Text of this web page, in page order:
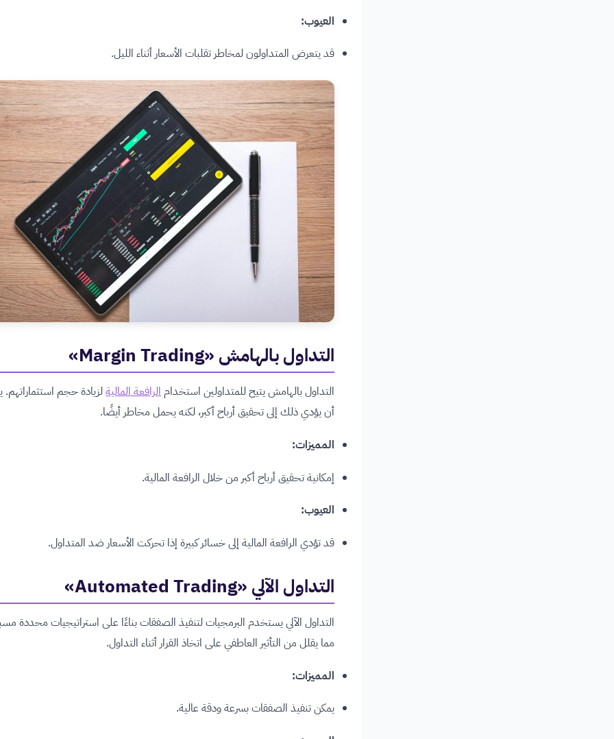
العيوب:
قد يتعرض المتداولون لمخاطر تقلبات الأسعار أثناء الليل.
التداول بالهامش «Margin Trading»
التداول بالهامش يتيح للمتداولين استخدام الرافعة الماليةلزيادة حجم استثماراتهم.
أن يؤدي ذلك إلى تحقيق أرباح أكبر، لكنه يحمل مخاطر أيضًا.
المميزات:
إمكانية تحقيق أرباح أكبر من خلال الرافعة المالية.
العيوب:
قد تؤدي الرافعة المالية إلى خسائر كبيرة إذا تحركت الأسعار ضد المتداول.
التداول الآلي «Automated Trading»
التداول الآلي يستخدم البرمجيات لتنفيذ الصفقات بناءًا على استراتيجيات محددة
مما يقلل من التأثير العاطفي على اتخاذ القرار أثناء التداول.
المميزات:
يمكن تنفيذ الصفقات بسرعة ودقة عالية.